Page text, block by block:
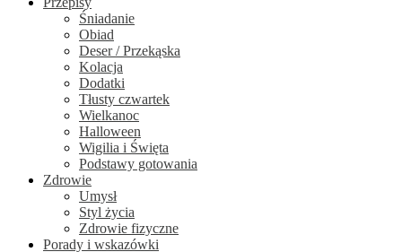
Śniadanie
Obiad
Deser / Przekąska
Kolacja
Dodatki
Tłusty czwartek
Wielkanoc
Halloween
Wigilia i Święta
Podstawy gotowania
Zdrowie
Umysł
Styl życia
Zdrowie fizyczne
Porady i wskazówki